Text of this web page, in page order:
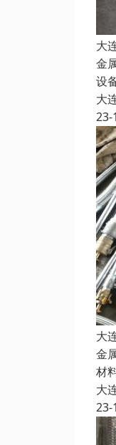
大
金
设
大
23-
大
金
材
大
23-